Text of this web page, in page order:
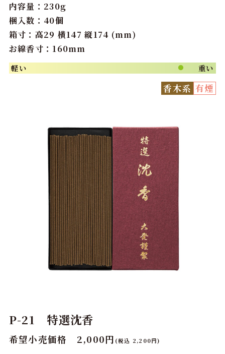
内容量：230g
梱入数：40個
箱寸：高29 横147 縦174 (mm)
お線香寸：160mm
軽い ● 重い
香木系 有煙
P-21 特選沈香
希望小売価格 2,000円 (税込 2,200円)